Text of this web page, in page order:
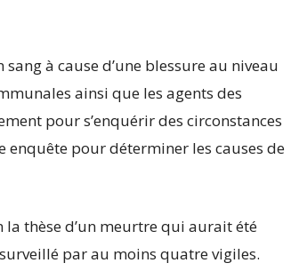
à cause d’une blessure au niveau
ainsi que les agents des
pour s’enquérir des circonstances
enquête pour déterminer les causes de
la thèse d’un meurtre qui aurait été
par au moins quatre vigiles.